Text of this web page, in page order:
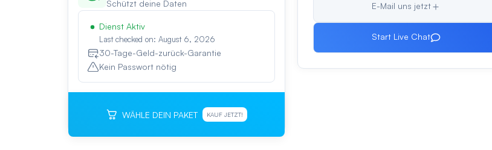
Schützt deine Daten
Dienst Aktiv
Last checked on: August 6, 2026
30-Tage-Geld-zurück-Garantie
Kein Passwort nötig
WÄHLE DEIN PAKET KAUF JETZT!
E-Mail uns jetzt
Start Live Chat